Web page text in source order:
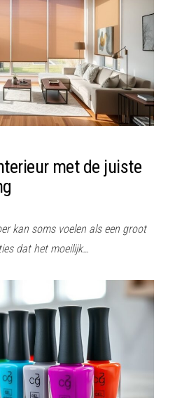
met de juiste
kan soms voelen als een groot
dat het moeilijk…